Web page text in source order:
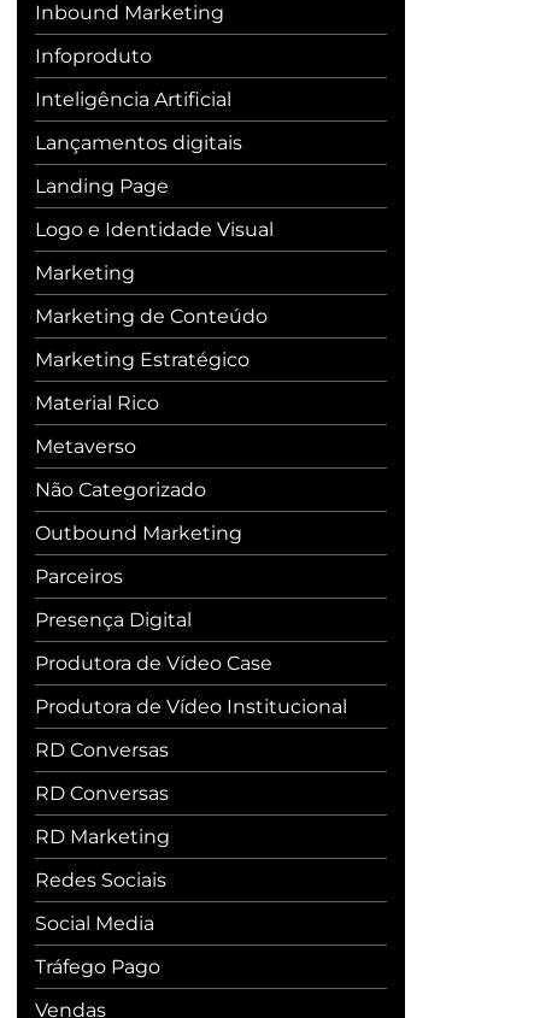
Inbound Marketing
Infoproduto
Inteligência Artificial
Lançamentos digitais
Landing Page
Logo e Identidade Visual
Marketing
Marketing de Conteúdo
Marketing Estratégico
Material Rico
Metaverso
Não Categorizado
Outbound Marketing
Parceiros
Presença Digital
Produtora de Vídeo Case
Produtora de Vídeo Institucional
RD Conversas
RD Conversas
RD Marketing
Redes Sociais
Social Media
Tráfego Pago
Vendas